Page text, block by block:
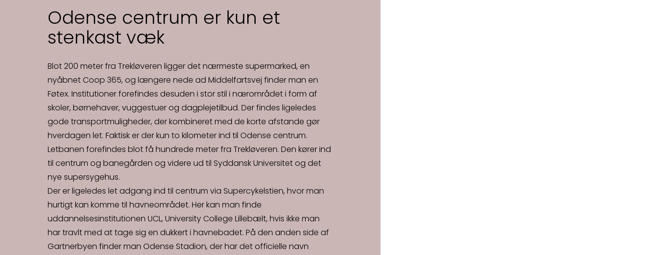
Odense centrum er kun et
stenkast væk
Blot 200 meter fra Trekløveren ligger det nærmeste supermarked, en
nyåbnet Coop 365, og længere nede ad Middelfartsvej finder man en
Føtex. Institutioner forefindes desuden i stor stil i nærområdet i form af
skoler, børnehaver, vuggestuer og dagplejetilbud. Der findes ligeledes
gode transportmuligheder, der kombineret med de korte afstande gør
hverdagen let. Faktisk er der kun to kilometer ind til Odense centrum.
Letbanen forefindes blot få hundrede meter fra Trekløveren. Den kører ind
til centrum og banegården og videre ud til Syddansk Universitet og det
nye supersygehus.
Der er ligeledes let adgang ind til centrum via Supercykelstien, hvor man
hurtigt kan komme til havneområdet. Her kan man finde
uddannelsesinstitutionen UCL, University College Lillebælt, hvis ikke man
har travlt med at tage sig en dukkert i havnebadet. På den anden side af
Gartnerbyen finder man Odense Stadion, der har det officielle navn